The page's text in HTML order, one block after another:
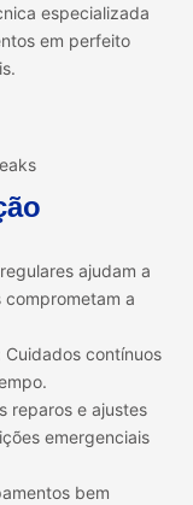
especializada
em perfeito
ajudam a
a
contínuos
reparos e ajustes
emergenciais
bem